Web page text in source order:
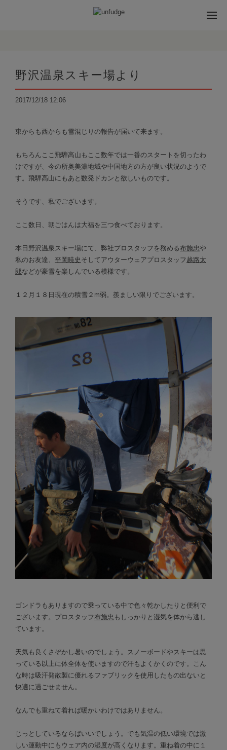
野沢温泉スキー場より
2017/12/18 12:06
東からも西からも雪混じりの報告が届いて来ます。
もちろんここ飛騨高山もここ数年では一番のスタートを切ったわ
けですが、今の所奥美濃地域や中国地方の方が良い状況のようで
す。飛騨高山にもあと数発ドカンと欲しいものです。
そうです、私でございます。
ここ数日、朝ごはんは大福を三つ食べております。
本日野沢温泉スキー場にて、弊社プロスタッフを務める布施忠や
私のお友達、 平岡暁史 そしてアウターウェアプロスタッフ 越路太
郎などが豪雪を楽しんでいる模様です。
１２月１８日現在の積雪２m弱。羨ましい限りでございます。
ゴンドラもありますので乗っている中で色々乾かしたりと便利で
ございます。プロスタッフ布施忠 もしっかりと湿気を体から逃し
ています。
天気も良くさぞかし暑いのでしょう。スノーボードやスキーは思
っている以上に体全体を使いますので汗もよくかくのです。こん
な時は吸汗発散製に優れるファブリックを使用したもの出ないと
快適に過ごせません。
なんでも重ねて着れば暖かいわけではありません。
じっとしているならばいいでしょう。でも気温の低い環境では激
しい運動中にもウェア内の湿度が高くなります。重ね着の中に１